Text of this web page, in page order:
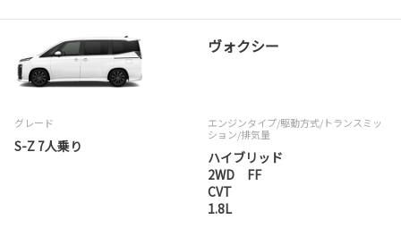
ヴォクシー
グレード
S-Z 7人乗り
エンジンタイプ/駆動方式/トランスミッ
ション/排気量
ハイブリッド
2WD FF
CVT
1.8L